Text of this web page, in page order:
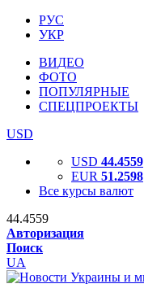
РУС
УКР
ВИДЕО
ФОТО
ПОПУЛЯРНЫЕ
СПЕЦПРОЕКТЫ
USD
USD 44.4559
EUR 51.2598
Все курсы валют
44.4559
Авторизация
Поиск
UA